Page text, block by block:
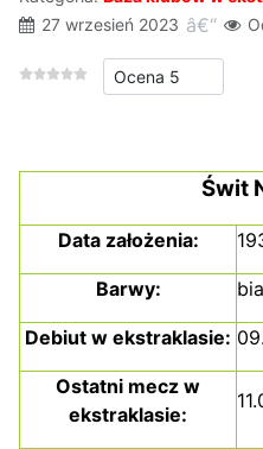
27 wrzesień 2023
Proszę, oceń
Świt
Data założenia:
Barwy:
Debiut w ekstraklasie:
Ostatni mecz w
ekstraklasie: